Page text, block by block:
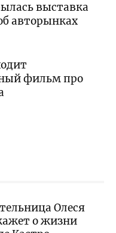
выставка
авторынках
фильм про
Олеся
о жизни